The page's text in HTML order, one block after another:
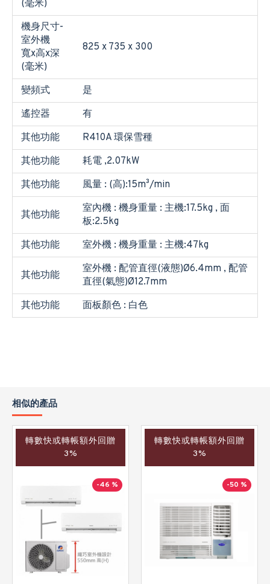
(毫米)
機身尺寸-
室外機
寬x高x深
(毫米)
825 x 735 x 300
變頻式
是
遙控器
有
其他功能
R410A 環保雪種
其他功能
耗電 ,2.07kW
其他功能
風量 : (高):15m³/min
其他功能
室內機 : 機身重量 : 主機:17.5kg , 面
板:2.5kg
其他功能
室外機 : 機身重量 : 主機:47kg
其他功能
室外機 : 配管直徑(液態)Ø6.4mm , 配管
直徑(氣態)Ø12.7mm
其他功能
面板顏色 : 白色
相似的產品
轉數快或轉帳額外回贈
3%
-46 %
轉數快或轉帳額外回贈
3%
-50 %